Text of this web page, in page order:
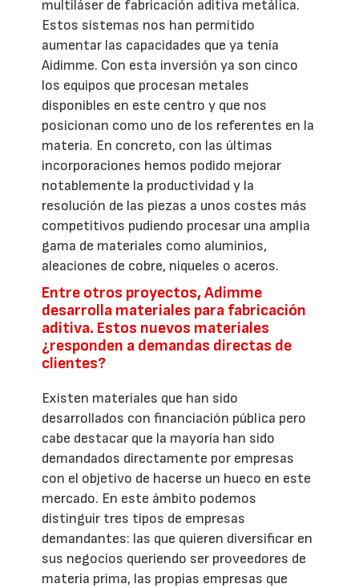
multiláser de fabricación aditiva metálica.
Estos sistemas nos han permitido
aumentar las capacidades que ya tenía
Aidimme. Con esta inversión ya son cinco
los equipos que procesan metales
disponibles en este centro y que nos
posicionan como uno de los referentes en la
materia. En concreto, con las últimas
incorporaciones hemos podido mejorar
notablemente la productividad y la
resolución de las piezas a unos costes más
competitivos pudiendo procesar una amplia
gama de materiales como aluminios,
aleaciones de cobre, niqueles o aceros.
Entre otros proyectos, Adimme
desarrolla materiales para fabricación
aditiva. Estos nuevos materiales
¿responden a demandas directas de
clientes?
Existen materiales que han sido
desarrollados con financiación pública pero
cabe destacar que la mayoría han sido
demandados directamente por empresas
con el objetivo de hacerse un hueco en este
mercado. En este ámbito podemos
distinguir tres tipos de empresas
demandantes: las que quieren diversificar en
sus negocios queriendo ser proveedores de
materia prima, las propias empresas que